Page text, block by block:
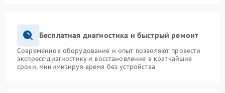
Бесплатная диагностика и быстрый ремонт
Современное оборудование и опыт позволяют провести
экспресс-диагностику и восстановление в кратчайшие
сроки, минимизируя время без устройства